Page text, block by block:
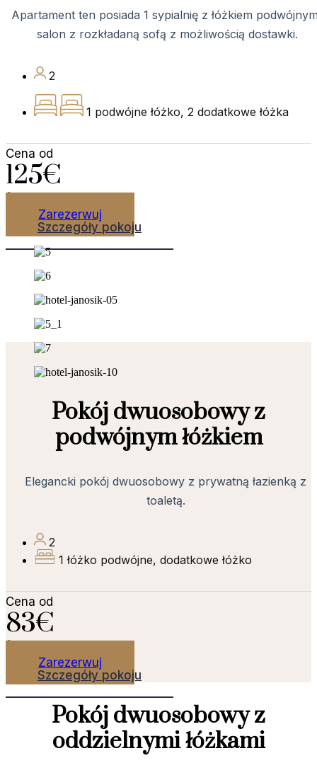
Apartament ten posiada 1 sypialnię z łóżkiem
salon z rozkładaną sofą z możliwością dostawki.
2
1 podwójne łóżko, 2 dodatkowe łóżka
Cena od
125€
Zarezerwuj
Szczegóły pokoju
Pokój dwuosobowy z
podwójnym łóżkiem
Elegancki pokój dwuosobowy z prywatną łazienką z
toaletą.
2
1 łóżko podwójne, dodatkowe łóżko
Cena od
83€
Zarezerwuj
Szczegóły pokoju
Pokój dwuosobowy z
oddzielnymi łóżkami